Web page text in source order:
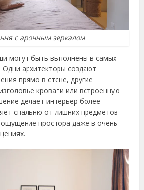
с арочным зеркалом
могут быть выполнены в самых
Одни архитекторы создают
прямо в стене, другие
кровати или встроенную
делает интерьер более
спальню от лишних предметов
простора даже в очень